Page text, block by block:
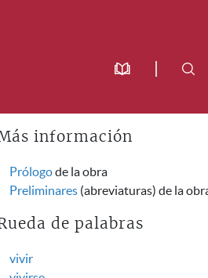
información
Prólogode la obra
Preliminares (abreviaturas) de la
de palabras
vivir